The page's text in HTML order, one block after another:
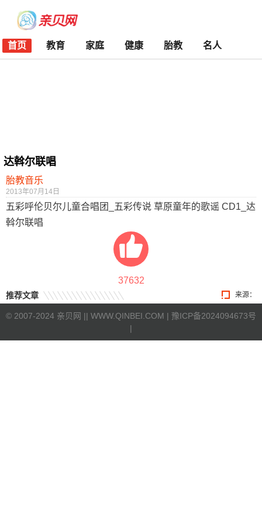
首页 教育 家庭 健康 胎教 名人
达斡尔联唱
胎教音乐
2013年07月14日
五彩呼伦贝尔儿童合唱团_五彩传说 草原童年的歌谣 CD1_达
斡尔联唱
37632
来源：
推荐文章
© 2007-2024 亲贝网 || WWW.QINBEI.COM | 豫ICP备2024094673号
|